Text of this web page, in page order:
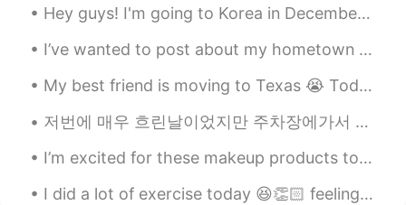
JJ 2020.06.06 11:40
KR EN
맞아요!한국 사람들 외모 많이 따지는게 있
어요 ㅜㅜ
han kim 2020.06.06 02:40
KR EN
Please let me go both of them.
Hey guys! I'm going to Korea in December! ✈ Does anyone have any ideas on what to do while I'm th...
I’ve wanted to post about my hometown in England for a while, I’m fortunate that I live in such s...
My best friend is moving to Texas 😭 Today we had a dinner with her and few more friends ... I’m ...
저번에 매우 흐린날이었지만 주차장에가서 이 예쁜 드레스 입고 사진을 찍었어요! 헬로우톡에서 저한테 소리칠걸 알기 때문에 여기에 사진을 게시할 수 없어요 ㅋㅋㅋㅋ 😅 그치만 사...
I’m excited for these makeup products to ship 🙂 love makeup have to collect everything that this ...
I did a lot of exercise today 😆👏🏻 feeling awesome!! A little tired though 😂 what did you do today...